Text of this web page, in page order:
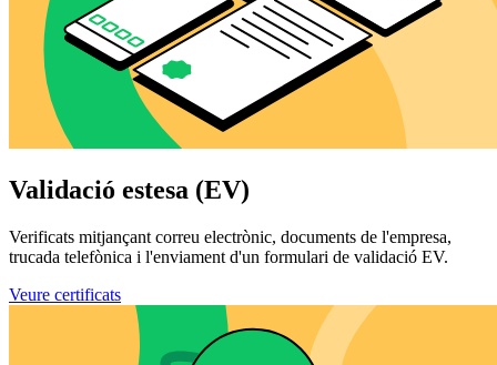
Validació estesa (EV)
Verificats mitjançant correu electrònic, documents de l'empresa,
trucada telefònica i l'enviament d'un formulari de validació EV.
Veure certificats